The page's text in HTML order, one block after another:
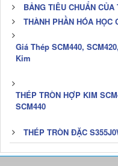
BẢNG TIÊU CHUẨN
THÀNH PHẦN HÓA HỌC
Giá Thép SCM440,
Kim
THÉP TRÒN HỢP KIM
SCM440
THÉP TRÒN ĐẶC